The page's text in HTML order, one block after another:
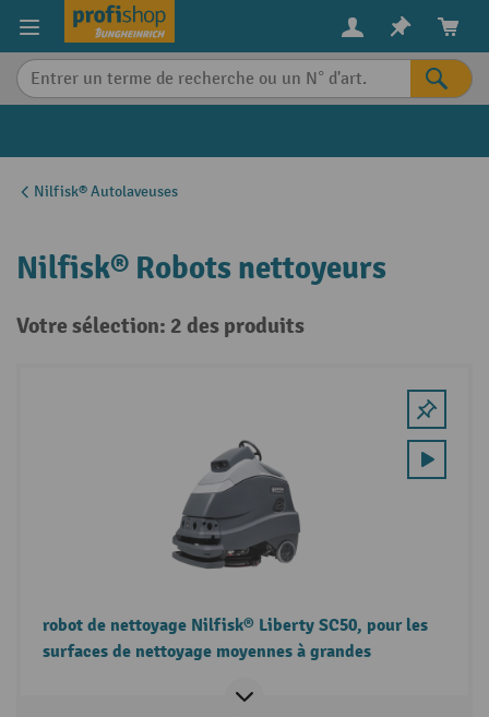
content
Nilfisk® Autolaveuses
Nilfisk® Robots nettoyeurs
Votre sélection: 2 des produits
robot de nettoyage Nilfisk® Liberty SC50, pour les
surfaces de nettoyage moyennes à grandes